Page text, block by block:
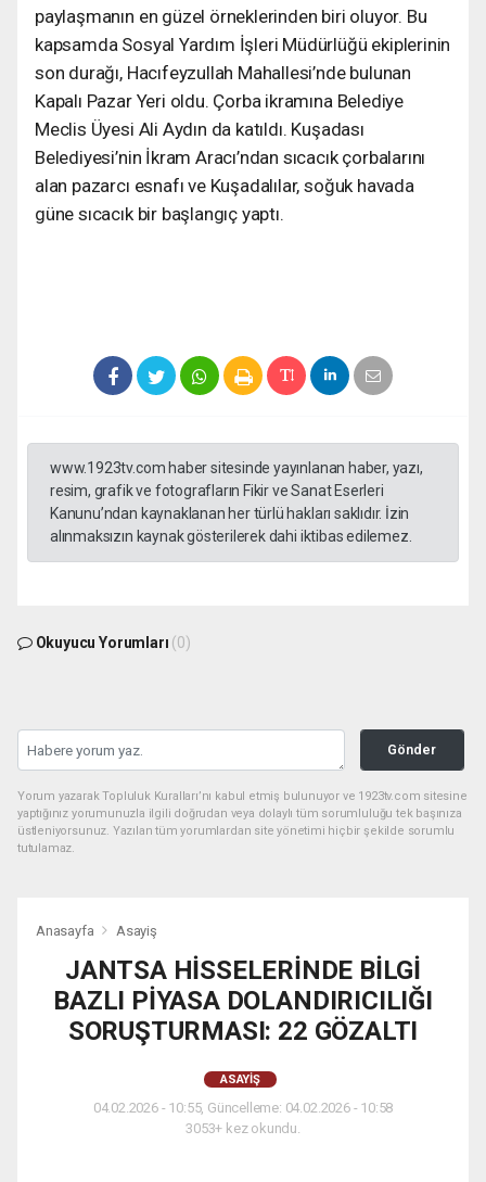
paylaşmanın en güzel örneklerinden biri oluyor. Bu
kapsamda Sosyal Yardım İşleri Müdürlüğü ekiplerinin
son durağı, Hacıfeyzullah Mahallesi’nde bulunan
Kapalı Pazar Yeri oldu. Çorba ikramına Belediye
Meclis Üyesi Ali Aydın da katıldı. Kuşadası
Belediyesi’nin İkram Aracı’ndan sıcacık çorbalarını
alan pazarcı esnafı ve Kuşadalılar, soğuk havada
güne sıcacık bir başlangıç yaptı.
www.1923tv.com haber sitesinde yayınlanan haber, yazı,
resim, grafik ve fotografların Fikir ve Sanat Eserleri
Kanunu’ndan kaynaklanan her türlü hakları saklıdır. İzin
alınmaksızın kaynak gösterilerek dahi iktibas edilemez.
Okuyucu Yorumları (0)
Gönder
Yorum yazarak Topluluk Kuralları’nı kabul etmiş bulunuyor ve 1923tv.com sitesine
yaptığınız yorumunuzla ilgili doğrudan veya dolaylı tüm sorumluluğu tek başınıza
üstleniyorsunuz. Yazılan tüm yorumlardan site yönetimi hiçbir şekilde sorumlu
tutulamaz.
Anasayfa Asayiş
JANTSA HİSSELERİNDE BİLGİ
BAZLI PİYASA DOLANDIRICILIĞI
SORUŞTURMASI: 22 GÖZALTI
ASAYIŞ
04.02.2026 - 10:55, Güncelleme: 04.02.2026 - 10:58
3053+ kez okundu.